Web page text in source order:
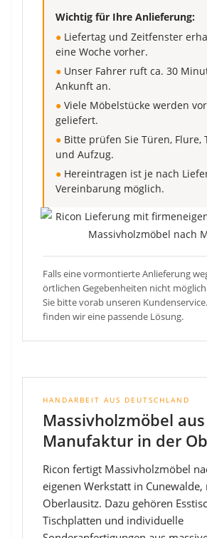
Wichtig für Ihre Anlieferung:
● Liefertag und Zeitfenster
eine Woche vorher.
● Unser Fahrer ruft ca. 30
Ankunft an.
● Viele Möbelstücke werden
geliefert.
● Bitte prüfen Sie Türen, Flure,
und Aufzug.
● Hereintragen ist je nach
Vereinbarung möglich.
Falls eine vormontierte Anlieferung
örtlichen Gegebenheiten nicht
Sie bitte vorab unseren
finden wir eine passende Lösung.
HANDARBEIT AUS DEUTSCHLAND
Massivholzmöbel
Manufaktur in der
Ricon fertigt Massivholzmöbel
eigenen Werkstatt in
Oberlausitz. Dazu gehören
Tischplatten und individuelle